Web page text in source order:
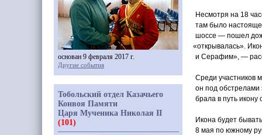
Несмотря на 18
там было
шоссе — пошел
«открывалась».
и Серафим», —
Среди участников
он под обстрелами
брала в путь икону
Икона будет
8 мая по южному
основан 9 февраля 2017 г.
Другие события
Тобольский отдел Казачьего
Конвоя Памяти
Царя Мученика Николая II
(101)